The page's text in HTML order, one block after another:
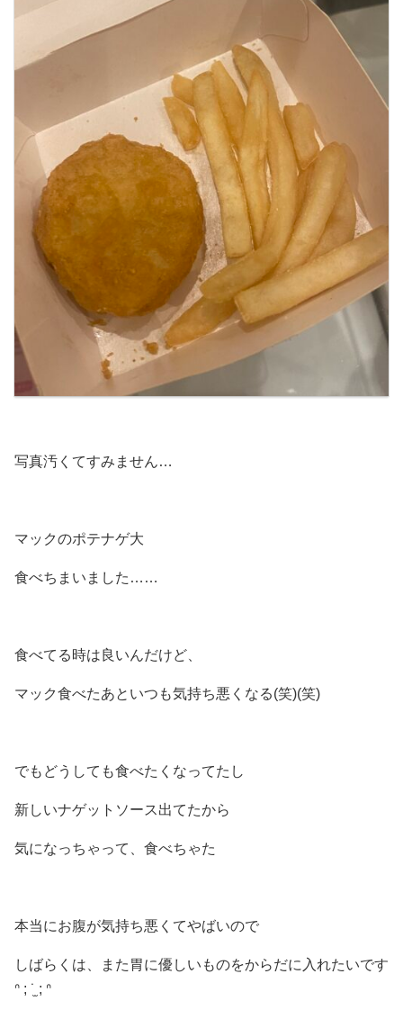
写真汚くてすみません…
マックのポテナゲ大
食べちまいました……
食べてる時は良いんだけど、
マック食べたあといつも気持ち悪くなる(笑)(笑)
でもどうしても食べたくなってたし
新しいナゲットソース出てたから
気になっちゃって、食べちゃた
本当にお腹が気持ち悪くてやばいので
しばらくは、また胃に優しいものをからだに入れたいです
ᐢ ; ˙̫ ; ᐢ